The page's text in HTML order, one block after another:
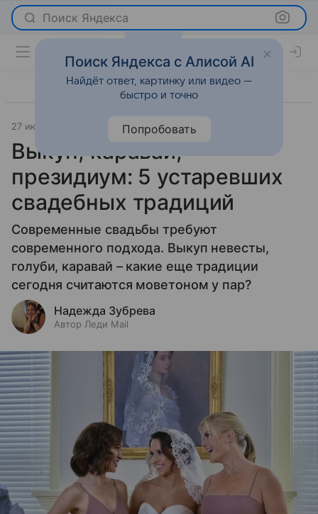
Поиск Яндекса
27 июля 2026 Леди Mail О важном
Выкуп, каравай,
президиум: 5 устаревших
свадебных традиций
Современные свадьбы требуют
современного подхода. Выкуп невесты,
голуби, каравай – какие еще традиции
сегодня считаются моветоном у пар?
Надежда Зубрева
Автор Леди Mail
Поиск Яндекса с Алисой AI
Найдёт ответ, картинку или видео —
быстро и точно
Попробовать